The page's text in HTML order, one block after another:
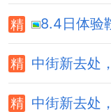
8.4日体验鞍山
中街新去处
中街新去处